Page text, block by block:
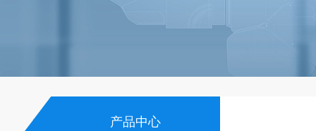
产品中心